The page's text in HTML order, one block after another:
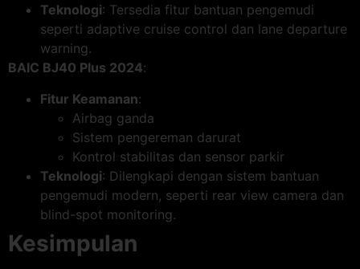
Teknologi: Tersedia fitur bantuan pengemudi
seperti adaptive cruise control dan lane departure
warning.
BAIC BJ40 Plus 2024:
Fitur Keamanan:
Airbag ganda
Sistem pengereman darurat
Kontrol stabilitas dan sensor parkir
Teknologi: Dilengkapi dengan sistem bantuan
pengemudi modern, seperti rear view camera dan
blind-spot monitoring.
Kesimpulan